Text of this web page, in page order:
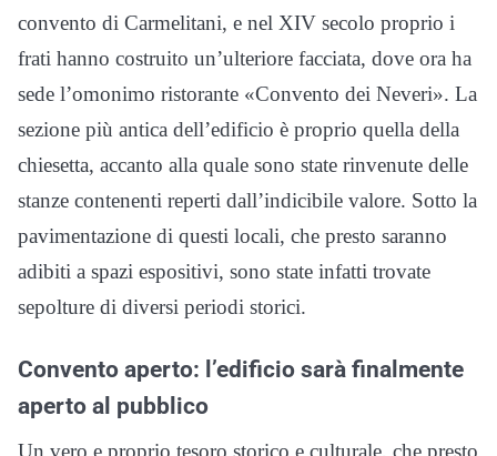
convento di Carmelitani, e nel XIV secolo proprio i
frati hanno costruito un’ulteriore facciata, dove ora ha
sede l’omonimo ristorante «Convento dei Neveri». La
sezione più antica dell’edificio è proprio quella della
chiesetta, accanto alla quale sono state rinvenute delle
stanze contenenti reperti dall’indicibile valore. Sotto la
pavimentazione di questi locali, che presto saranno
adibiti a spazi espositivi, sono state infatti trovate
sepolture di diversi periodi storici.
Convento aperto: l’edificio sarà finalmente
aperto al pubblico
Un vero e proprio tesoro storico e culturale, che presto